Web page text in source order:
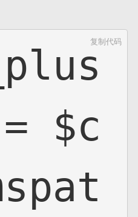
文本地图
复制代码
$c